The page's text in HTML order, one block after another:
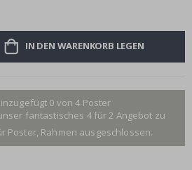
IN DEN WARENKORB LEGEN
0 von 4 Poster
fantastisches 4 für 2 Angebot zu
Poster, Rahmen ausgeschlossen.